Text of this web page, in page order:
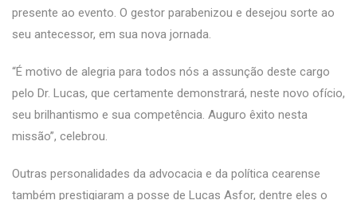
presente ao evento. O gestor parabenizou e desejou sorte ao
seu antecessor, em sua nova jornada.
“É motivo de alegria para todos nós a assunção deste cargo
pelo Dr. Lucas, que certamente demonstrará, neste novo ofício,
seu brilhantismo e sua competência. Auguro êxito nesta
missão”, celebrou.
Outras personalidades da advocacia e da política cearense
também prestigiaram a posse de Lucas Asfor, dentre eles o